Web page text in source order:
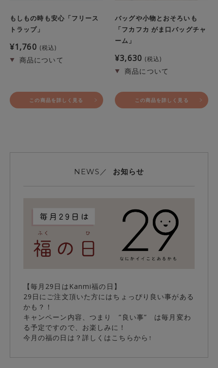
もしもの時も安心「フリース
トラップ」
¥1,760 税込
この商品を詳しく見る
バッグや小物とおそろいも
「フカフカ がま口バッグチャ
ーム」
¥3,630 税込
この商品を詳しく見る
NEWS／ お知らせ
【毎月29日はKanmi福の日】
29日にご注文頂いた方にはちょっぴり良い事がある
かも？！
キャンペーン内容、つまり ”良い事” は毎月変わ
る予定ですので、お楽しみに！
今月の福の日は？詳しくはこちらから↑